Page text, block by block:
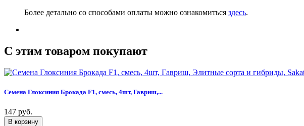
Более детально со способами оплаты можно ознакомиться здесь.
C этим товаром покупают
Семена Глоксиния Брокада F1, смесь, 4шт, Гавриш,...
147 руб.